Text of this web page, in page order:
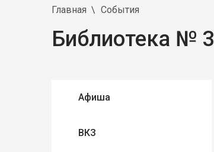
Главная События
Библиотека № 3
Афиша
ВКЗ